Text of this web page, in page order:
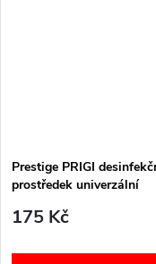
Prestige PRIGI
prostředek univerzální
175 Kč